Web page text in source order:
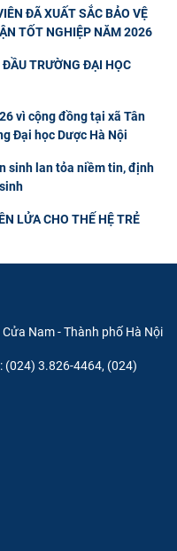
ĐÃ XUẤT SẮC BẢO VỆ
TỐT NGHIỆP NĂM 2026
TRƯỜNG ĐẠI HỌC
vì cộng đồng tại xã Tân
Đại học Dược Hà Nội
sinh lan tỏa niềm tin, định
LỬA CHO THẾ HỆ TRẺ
Nam - Thành phố Hà Nội
(024) 3.826-4464, (024)